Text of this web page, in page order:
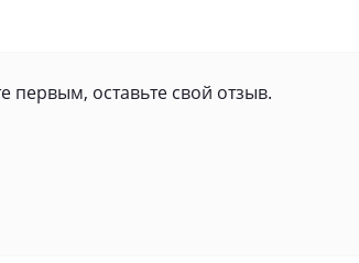
первым, оставьте свой отзыв.